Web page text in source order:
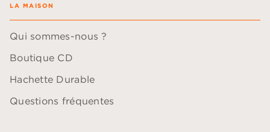
LA MAISON
Qui sommes-nous ?
Boutique CD
Hachette Durable
Questions fréquentes